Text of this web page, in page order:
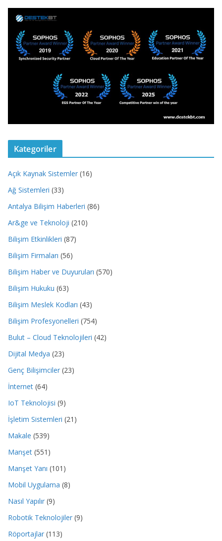
Kategoriler
Açık Kaynak Sistemler (16)
Ağ Sistemleri (33)
Antalya Bilişim Haberleri (86)
Ar&ge ve Teknoloji (210)
Bilişim Etkinlikleri (87)
Bilişim Firmaları (56)
Bilişim Haber ve Duyuruları (570)
Bilişim Hukuku (63)
Bilişim Meslek Kodları (43)
Bilişim Profesyonelleri (754)
Bulut – Cloud Teknolojileri (42)
Dijital Medya (23)
Genç Bilişimciler (23)
İnternet (64)
IoT Teknolojisi (9)
İşletim Sistemleri (21)
Makale (539)
Manşet (551)
Manşet Yanı (101)
Mobil Uygulama (8)
Nasıl Yapılır (9)
Robotik Teknolojiler (9)
Röportajlar (113)